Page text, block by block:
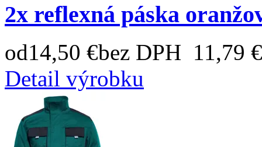
2x reflexná páska
od14,50 €bez DPH 11,79 €
Detail výrobku